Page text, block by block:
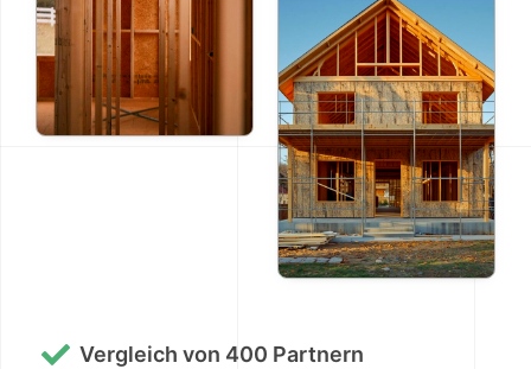
Vergleich von 400 Partnern